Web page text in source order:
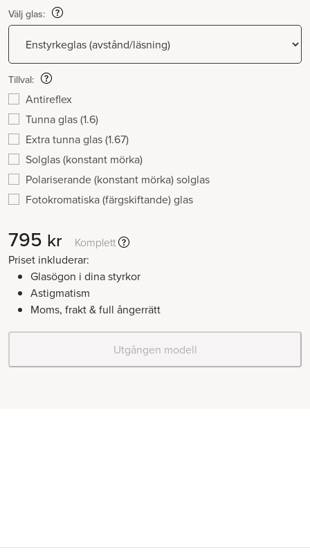
Välj glas:
Tillval:
Antireflex
Tunna glas (1.6)
Extra tunna glas (1.67)
Solglas (konstant mörka)
Polariserande (konstant mörka) solglas
Fotokromatiska (färgskiftande) glas
795 kr
Komplett
Priset inkluderar:
Glasögon i dina styrkor
Astigmatism
Moms, frakt & full ångerrätt
Utgången modell